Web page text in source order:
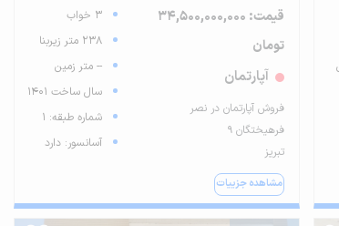
قیمت: 34,500,000,000
تومان
آپارتمان
فروش آپارتمان در نصر
فرهیختگان ۹
تبریز
مشاهده جزییات
3 خواب
238 متر زیربنا
-- متر زمین
سال ساخت 1401
شماره طبقه: 1
آسانسور: دارد